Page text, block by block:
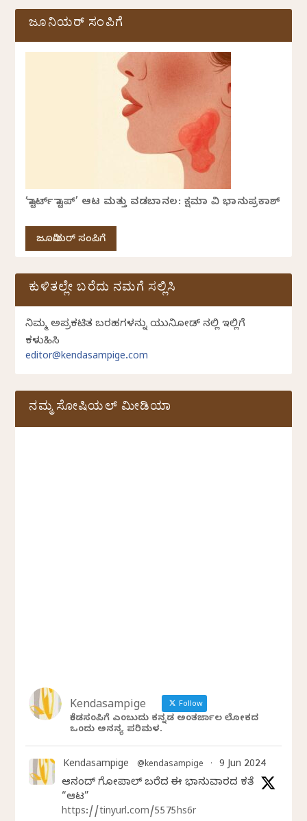
ಜೂನಿಯರ್ ಸಂಪಿಗೆ
‘ಸ್ಟಾರ್ಟ್ ಸ್ಟಾಪ್’ ಆಟ ಮತ್ತು ವಡಬಾನಲ: ಕ್ಷಮಾ ವಿ ಭಾನುಪ್ರಕಾಶ್
ಜೂನಿಯರ್ ಸಂಪಿಗೆ
ಕುಳಿತಲ್ಲೇ ಬರೆದು ನಮಗೆ ಸಲ್ಲಿಸಿ
ನಿಮ್ಮ ಅಪ್ರಕಟಿತ ಬರಹಗಳನ್ನು ಯುನಿಕೋಡ್ ನಲ್ಲಿ ಇಲ್ಲಿಗೆ
ಕಳುಹಿಸಿ
editor@kendasampige.com
ನಮ್ಮ ಸೋಷಿಯಲ್‌ ಮೀಡಿಯಾ
Kendasampige Follow
ಕೆಂಡಸಂಪಿಗೆ ಎಂಬುದು ಕನ್ನಡ ಅಂತರ್ಜಾಲ ಲೋಕದ
ಒಂದು ಅನನ್ಯ ಪರಿಮಳ.
Kendasampige @kendasampige · 9 Jun 2024
ಆನಂದ್‌ ಗೋಪಾಲ್‌ ಬರೆದ ಈ ಭಾನುವಾರದ ಕತೆ
“ಆಟ”
https://tinyurl.com/5575hs6r